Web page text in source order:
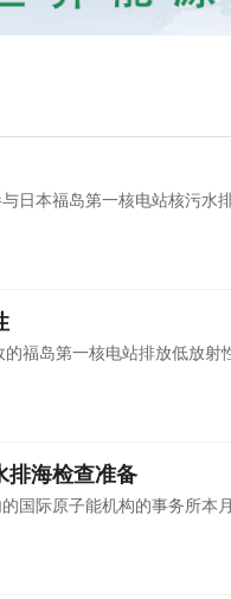
日本福岛第一核电站核污水
福岛第一核电站排放低放射
排海检查准备
国际原子能机构的事务所本